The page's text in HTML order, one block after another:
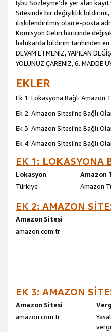
İşbu Sözleşme’de yer alan
Sitesinde bir değişiklik
ilişkilendirilmiş olan e-posta
Komisyon Geliri haricinde
halükarda bildirim tarihinden en
DEVAM ETMENİZ, YAPILAN
YOLUNUZ ÇARENİZ, 6. MADDE
EKLER
Ek 1: Lokasyona Bağlı Amazon
Ek 2: Amazon Sitesi’ne Bağlı
Ek 3: Amazon Sitesi’ne Bağlı
Ek 4: Amazon Sitesi’ne Bağlı
EK 1: LOKASYONA
Lokasyon
Amazon
Türkiye
Amazon
EK 2: AMAZON
Amazon Sitesi
amazon.com.tr
EK 3: AMAZON
Amazon Sitesi
amazon.com.tr